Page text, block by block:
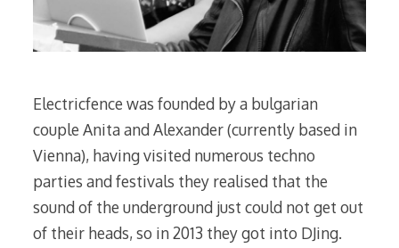
Electricfence was founded by a bulgarian
couple Anita and Alexander (currently based in
Vienna), having visited numerous techno
parties and festivals they realised that the
sound of the underground just could not get out
of their heads, so in 2013 they got into DJing.